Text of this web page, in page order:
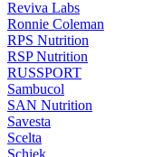
Reviva Labs
Ronnie Coleman
RPS Nutrition
RSP Nutrition
RUSSPORT
Sambucol
SAN Nutrition
Savesta
Scelta
Schiek